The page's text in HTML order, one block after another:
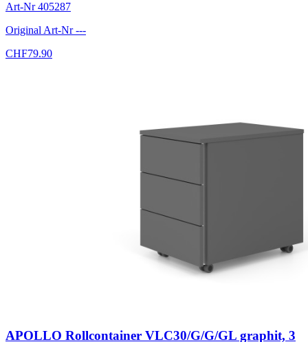
Art-Nr405287
Original Art-Nr---
CHF79.90
APOLLO Rollcontainer VLC30/G/G/GL graphit, 3